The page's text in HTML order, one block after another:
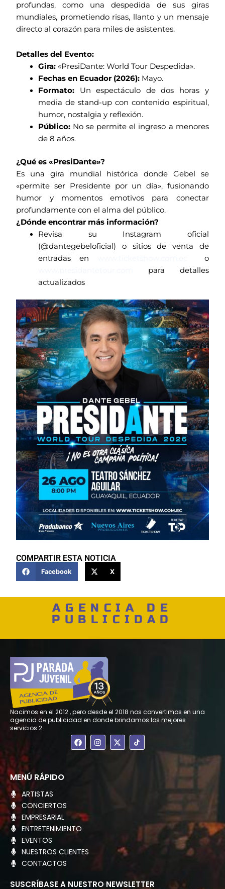
profundas, como una despedida de sus giras
mundiales, prometiendo risas, llanto y un mensaje
directo al corazón para miles de asistentes.
Detalles del Evento:
Gira: «PresiDante: World Tour Despedida».
Fechas en Ecuador (2026): Mayo.
Formato: Un espectáculo de dos horas y
media de stand-up con contenido espiritual,
humor, nostalgia y reflexión.
Público: No se permite el ingreso a menores
de 8 años.
¿Qué es «PresiDante»?
Es una gira mundial histórica donde Gebel se
«permite ser Presidente por un día», fusionando
humor y momentos emotivos para conectar
profundamente con el alma del público.
¿Dónde encontrar más información?
Revisa su Instagram oficial
(@dantegebeloficial) o sitios de venta de
entradas en
o
para detalles
actualizados
COMPARTIR ESTA NOTICIA
Facebook X
AGENCIA DE
PUBLICIDAD
Nacimos en el 2012 , pero desde el 2018 nos convertimos en una
agencia de publicidad en donde brindamos los mejores
servicios.2
F
a
c
I
n
s
X
-
t
MENÚ RÁPIDO
ARTISTAS
CONCIERTOS
EMPRESARIAL
ENTRETENIMIENTO
EVENTOS
NUESTROS CLIENTES
CONTACTOS
SUSCRÍBASE A NUESTRO NEWSLETTER